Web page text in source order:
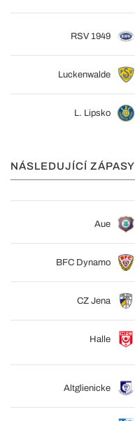
RSV 1949
Luckenwalde
L. Lipsko
NÁSLEDUJÍCÍ ZÁPASY
Aue
BFC Dynamo
CZ Jena
Halle
Altglienicke